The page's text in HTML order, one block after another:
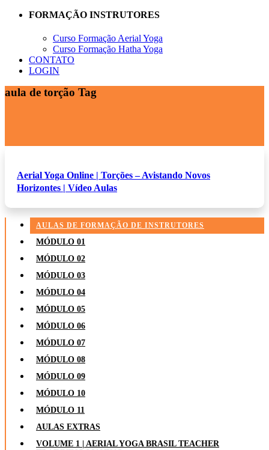
FORMAÇÃO INSTRUTORES
Curso Formação Aerial Yoga
Curso Formação Hatha Yoga
CONTATO
LOGIN
aula de torção Tag
Aerial Yoga Online | Torções – Avistando Novos
Horizontes | Vídeo Aulas
AULAS DE FORMAÇÃO DE INSTRUTORES
MÓDULO 01
MÓDULO 02
MÓDULO 03
MÓDULO 04
MÓDULO 05
MÓDULO 06
MÓDULO 07
MÓDULO 08
MÓDULO 09
MÓDULO 10
MÓDULO 11
AULAS EXTRAS
VOLUME 1 | AERIAL YOGA BRASIL TEACHER